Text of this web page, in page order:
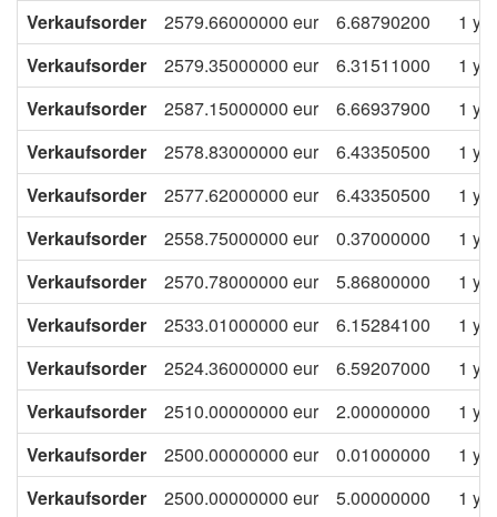
Verkaufsorder
2579.66000000 eur 6.68790200
1
Verkaufsorder
2579.35000000 eur 6.31511000
1
Verkaufsorder
2587.15000000 eur 6.66937900
1
Verkaufsorder
2578.83000000 eur 6.43350500
1
Verkaufsorder
2577.62000000 eur 6.43350500
1
Verkaufsorder
2558.75000000 eur 0.37000000
1
Verkaufsorder
2570.78000000 eur 5.86800000
1
Verkaufsorder
2533.01000000 eur 6.15284100
1
Verkaufsorder
2524.36000000 eur 6.59207000
1
Verkaufsorder
2510.00000000 eur 2.00000000
1
Verkaufsorder
2500.00000000 eur 0.01000000
1
Verkaufsorder
2500.00000000 eur 5.00000000
1